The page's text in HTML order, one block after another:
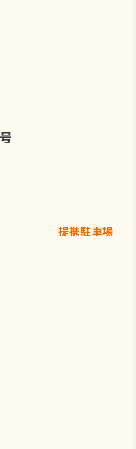
提携駐車場